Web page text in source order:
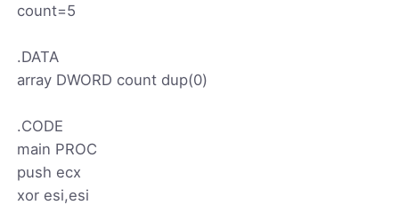
count=5
.DATA
array DWORD count dup(0)
.CODE
main PROC
push ecx
xor esi,esi